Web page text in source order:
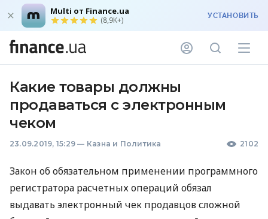
Multi от Finance.ua
(8,9K+) УСТАНОВИТЬ
Какие товары должны
продаваться с электронным
чеком
23.09.2019, 15:29 — Казна и Политика 2102
Закон об обязательном применении программного
регистратора расчетных операций обязал
выдавать электронный чек продавцов сложной